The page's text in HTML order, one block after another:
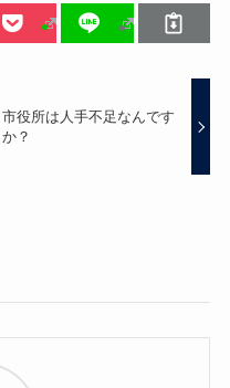
市役所は人手不足なんです
か？